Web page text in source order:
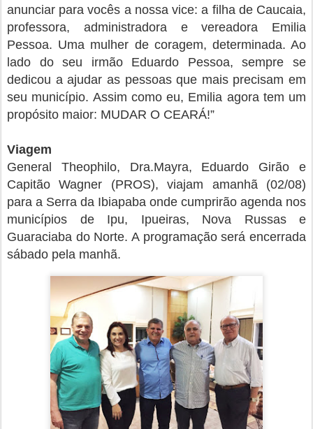
anunciar para vocês a nossa vice: a filha de Caucaia,
professora, administradora e vereadora Emilia
Pessoa. Uma mulher de coragem, determinada. Ao
lado do seu irmão Eduardo Pessoa, sempre se
dedicou a ajudar as pessoas que mais precisam em
seu município. Assim como eu, Emilia agora tem um
propósito maior: MUDAR O CEARÁ!”
Viagem
General Theophilo, Dra.Mayra, Eduardo Girão e
Capitão Wagner (PROS), viajam amanhã (02/08)
para a Serra da Ibiapaba onde cumprirão agenda nos
municípios de Ipu, Ipueiras, Nova Russas e
Guaraciaba do Norte. A programação será encerrada
sábado pela manhã.